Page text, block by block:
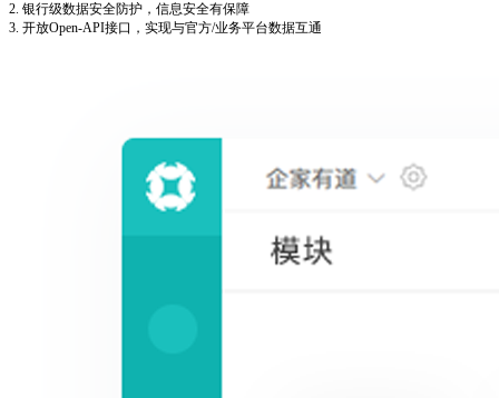
2. 银行级数据安全防护，信息安全有保障
3. 开放Open-API接口，实现与官方/业务平台数据互通